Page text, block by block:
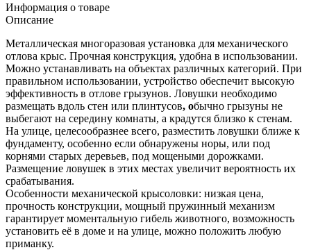
Информация о товаре
Описание
Металлическая многоразовая установка для механического
отлова крыс. Прочная конструкция, удобна в использовании.
Можно устанавливать на объектах различных категорий. При
правильном использовании, устройство обеспечит высокую
эффективность в отлове грызунов. Ловушки необходимо
размещать вдоль стен или плинтусов, обычно грызуны не
выбегают на середину комнаты, а крадутся близко к стенам.
На улице, целесообразнее всего, разместить ловушки ближе к
фундаменту, особенно если обнаружены норы, или под
корнями старых деревьев, под мощеными дорожками.
Размещение ловушек в этих местах увеличит вероятность их
срабатывания.
Особенности механической крысоловки: низкая цена,
прочность конструкции, мощный пружинный механизм
гарантирует моментальную гибель животного, возможность
установить её в доме и на улице, можно положить любую
приманку.